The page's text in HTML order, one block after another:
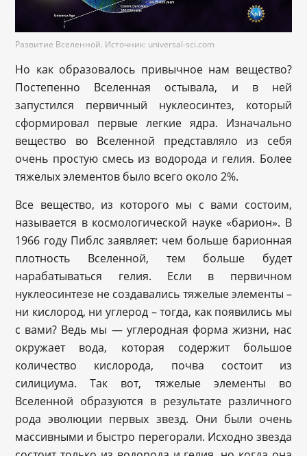
Развитие Вселенной. Источник: universal-sci.com
Но как образовалось привычное нам вещество?
Постепенно Вселенная остывала, и в ней
запустился первичный нуклеосинтез, который
сформировал первые легкие ядра. Изначально
вещество во Вселенной представляло из себя
очень простую смесь из водорода и гелия. Более
тяжелых элементов было всего около 2%.
Все вещество, из которого мы с вами состоим,
называется в космологической науке «барион». В
1966 году Пиблс заявляет: чем больше барионная
плотность Вселенной, тем больше будет
нарабатываться гелия. Если в первичном
нуклеосинтезе не создавались тяжелые элементы –
ни кислород, ни углерод – тогда, как появились мы
с вами? Ведь мы — углеродная форма жизни, нас
окружает вода, которая содержит большое
количество кислорода, почва состоит из
силициума. Так вот, тяжелые элементы во
Вселенной образуются в результате различного
рода эволюции первых звезд. Они были очень
массивными и быстро перегорали. Исходно звезда